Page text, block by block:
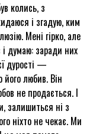
колись, з
і згадую, ким
Мені гірко, але
думаю: заради них
дурості —
його любив. Він
не продається. І
залишиться ні з
ніхто не чекає. Ми